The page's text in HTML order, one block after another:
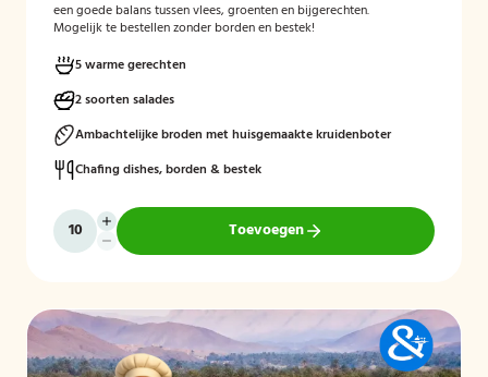
een goede balans tussen vlees, groenten en bijgerechten.
Mogelijk te bestellen zonder borden en bestek!
5 warme gerechten
2 soorten salades
Ambachtelijke broden met huisgemaakte kruidenboter
Chafing dishes, borden & bestek
Toevoegen